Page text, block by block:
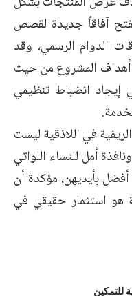
آفاقاً جديدة لقصص
الدوام الرسمي، وقد
أهداف المشروع من حيث
إيجاد انضباط تنظيمي
في اللاذقية ليست
أمل للنساء اللواتي
بأيديهن، مؤكدة أن
هو استثمار حقيقي في
للتمكين